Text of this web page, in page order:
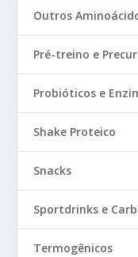
Outros
Pré-treino e
Probióticos e
Shake Proteico
Snacks
Sportdrinks e
Termogênicos